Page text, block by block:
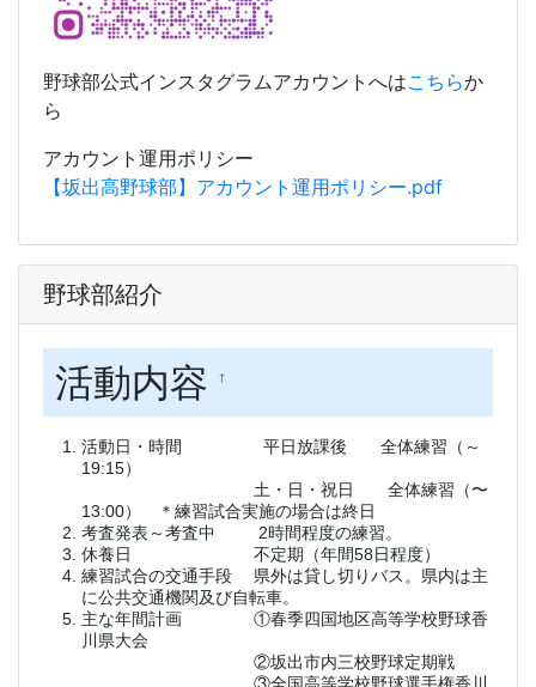
野球部公式インスタグラムアカウントへはこちらか
ら
アカウント運用ポリシー
【坂出高野球部】アカウント運用ポリシー.pdf
野球部紹介
活動内容 †
活動日・時間 平日放課後 全体練習（～
19:15）
土・日・祝日 全体練習（〜
13:00） ＊練習試合実施の場合は終日
考査発表～考査中 2時間程度の練習。
休養日 不定期（年間58日程度）
練習試合の交通手段 県外は貸し切りバス。県内は主
に公共交通機関及び自転車。
主な年間計画 ①春季四国地区高等学校野球香
川県大会
②坂出市内三校野球定期戦